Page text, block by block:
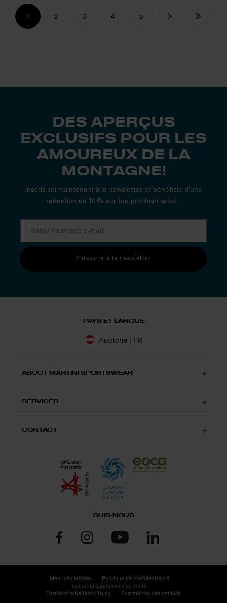
1 2 3 4 5
DES APERÇUS
EXCLUSIFS POUR LES
AMOUREUX DE LA
MONTAGNE!
Inscris-toi maintenant à la newsletter et bénéficie d'une
réduction de 10% sur ton prochain achat.
S'inscrire à la newsletter
PAYS ET LANGUE
Autriche | FR
ABOUT MARTINI SPORTSWEAR
SERVICES
CONTACT
SUIS-NOUS
Mentions légales
Politique de confidentialité
Conditions générales de vente
Barrierefreiheitserklärung
Paramètres des cookies